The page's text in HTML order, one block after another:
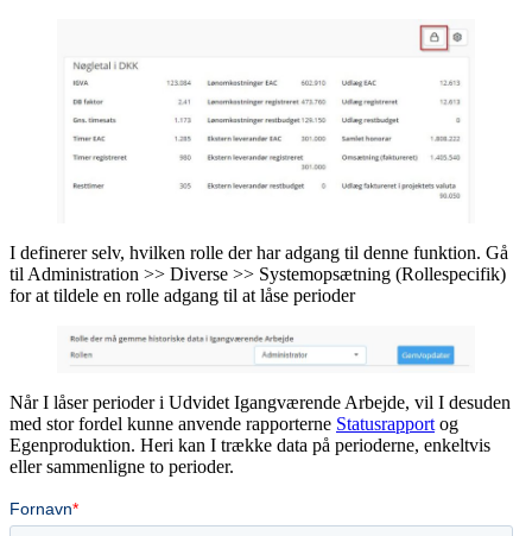
I definerer selv, hvilken rolle der har adgang til denne funktion. Gå
til Administration >> Diverse >> Systemopsætning (Rollespecifik)
for at tildele en rolle adgang til at låse perioder
Når I låser perioder i Udvidet Igangværende Arbejde, vil I desuden
med stor fordel kunne anvende rapporterne Statusrapport og
Egenproduktion. Heri kan I trække data på perioderne, enkeltvis
eller sammenligne to perioder.